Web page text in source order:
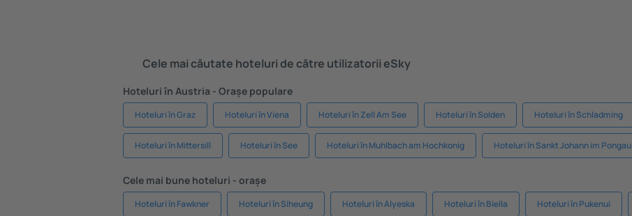
Cele mai căutate hoteluri de către utilizatorii eSky
Hoteluri în Austria - Orașe populare
Hoteluri în Graz Hoteluri în Viena Hoteluri în Zell Am See Hoteluri în Solden Hoteluri în Schladming
Hoteluri în Mittersill Hoteluri în See Hoteluri în Muhlbach am Hochkonig Hoteluri în Sankt Johann im Pongau
Cele mai bune hoteluri - orașe
Hoteluri în Fawkner Hoteluri în Siheung Hoteluri în Alyeska Hoteluri în Biella Hoteluri în Pukenui